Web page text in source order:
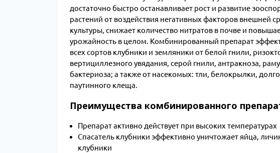
достаточно быстро останавливает рост и развитие
растений от воздействия негативных факторов внешней
культуры, снижает количество нитратов в почве и
урожайность в целом. Комбинированный препарат
всех сортов клубники и земляники от белой гнили,
вертициллезного увядания, серой гнили, антракноза,
бактериоза; а также от насекомых: тли, белокрылки,
паутинного клеща.
Преимущества комбинированного
Препарат активно действует при высоких температурах
Спасатель клубники эффективно уничтожает яйца,
клубники